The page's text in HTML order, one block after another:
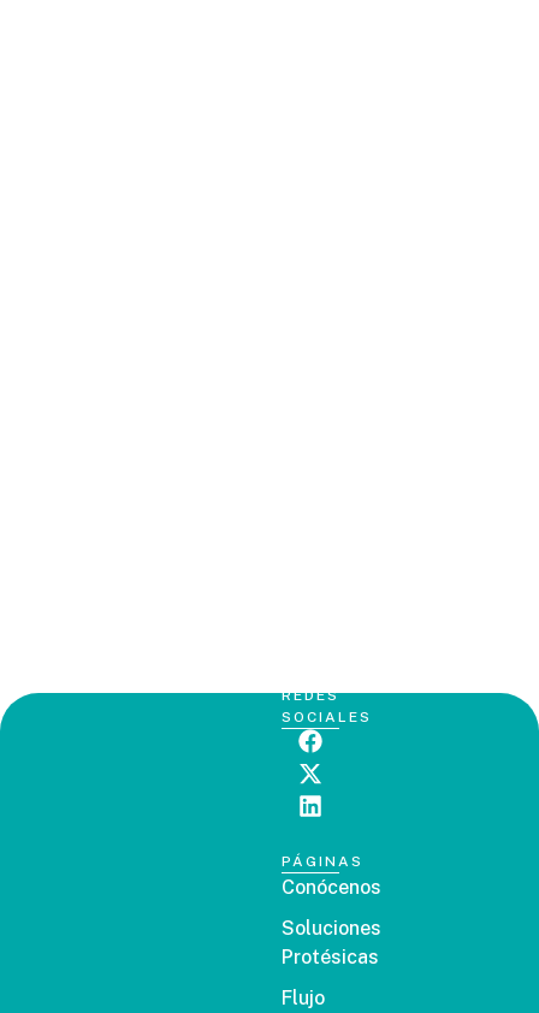
REDES
SOCIALES
PÁGINAS
Conócenos
Soluciones
Protésicas
Flujo